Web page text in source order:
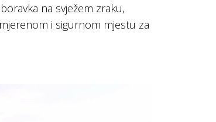
na svježem zraku,
i sigurnom mjestu za